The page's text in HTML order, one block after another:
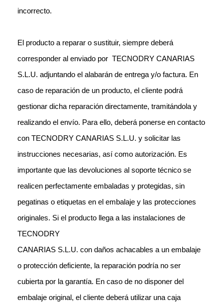
incorrecto.
El producto a reparar o sustituir, siempre deberá
corresponder al enviado por TECNODRY CANARIAS
S.L.U. adjuntando el alabarán de entrega y/o factura. En
caso de reparación de un producto, el cliente podrá
gestionar dicha reparación directamente, tramitándola y
realizando el envío. Para ello, deberá ponerse en contacto
con TECNODRY CANARIAS S.L.U. y solicitar las
instrucciones necesarias, así como autorización. Es
importante que las devoluciones al soporte técnico se
realicen perfectamente embaladas y protegidas, sin
pegatinas o etiquetas en el embalaje y las protecciones
originales. Si el producto llega a las instalaciones de
TECNODRY
CANARIAS S.L.U. con daños achacables a un embalaje
o protección deficiente, la reparación podría no ser
cubierta por la garantía. En caso de no disponer del
embalaje original, el cliente deberá utilizar una caja